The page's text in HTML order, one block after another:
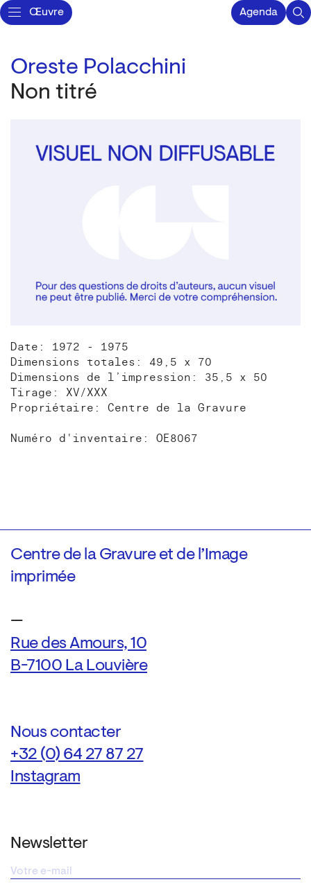
Œuvre Agenda
Oreste Polacchini
Non titré
Date: 1972 - 1975
Dimensions totales: 49,5 x 70
Dimensions de l’impression: 35,5 x 50
Tirage: XV/XXX
Propriétaire: Centre de la Gravure
Numéro d'inventaire: OE8067
Centre de la Gravure et de l’Image
imprimée
—
Rue des Amours, 10
B-7100 La Louvière
Nous contacter
+32 (0) 64 27 87 27
Instagram
Newsletter